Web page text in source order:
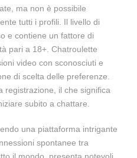
ma non è possibile
tutti i profili. Il livello di
e contiene un fattore di
pari a 18+. Chatroulette
video con sconosciuti e
di scelta delle preferenze.
registrazione, il che significa
subito a chattare.
una piattaforma intrigante
spontanee tra
il mondo, presenta notevoli